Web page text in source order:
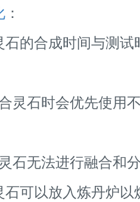
：
的合成时间与测试
石时会优先使用
无法进行融合和
可以放入炼丹炉以